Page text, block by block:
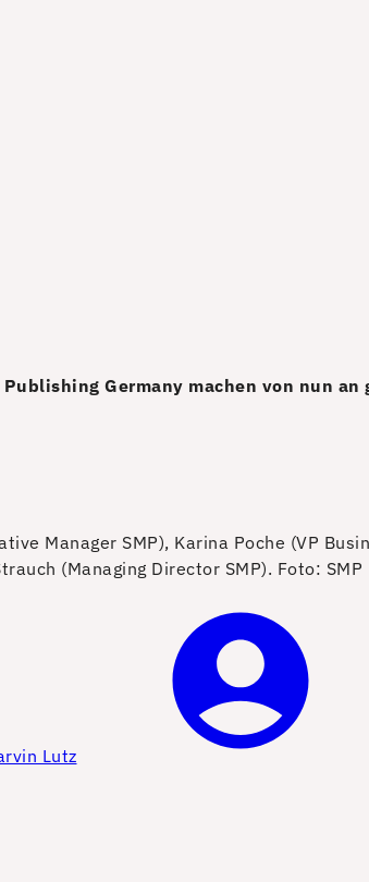
Germany machen von nun an
Manager SMP), Karina Poche (VP
(Managing Director SMP). Foto: SMP
Lutz